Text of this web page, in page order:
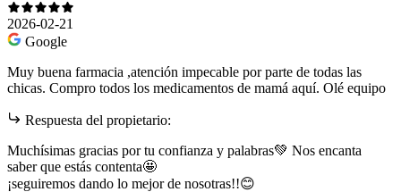
2026-02-21
Google
Muy buena farmacia ,atención impecable por parte de todas las
chicas. Compro todos los medicamentos de mamá aquí. Olé equipo
Respuesta del propietario:
Muchísimas gracias por tu confianza y palabras💚 Nos encanta
saber que estás contenta🤩
¡seguiremos dando lo mejor de nosotras!!😊